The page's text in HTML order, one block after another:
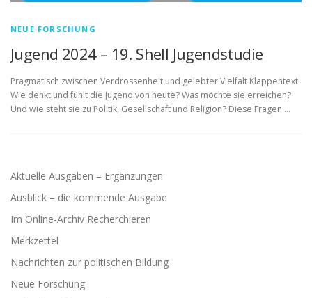
NEUE FORSCHUNG
Jugend 2024 – 19. Shell Jugendstudie
Pragmatisch zwischen Verdrossenheit und gelebter Vielfalt Klappentext:
Wie denkt und fühlt die Jugend von heute? Was möchte sie erreichen?
Und wie steht sie zu Politik, Gesellschaft und Religion? Diese Fragen …
Aktuelle Ausgaben – Ergänzungen
Ausblick – die kommende Ausgabe
Im Online-Archiv Recherchieren
Merkzettel
Nachrichten zur politischen Bildung
Neue Forschung